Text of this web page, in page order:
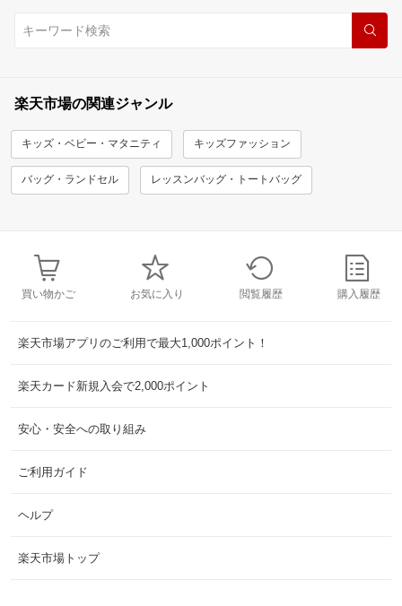
楽天市場の関連ジャンル
キッズ・ベビー・マタニティ キッズファッション
バッグ・ランドセル レッスンバッグ・トートバッグ
買い物かご お気に入り 閲覧履歴 購入履歴
楽天市場アプリのご利用で最大1,000ポイント！
楽天カード新規入会で2,000ポイント
安心・安全への取り組み
ご利用ガイド
ヘルプ
楽天市場トップ